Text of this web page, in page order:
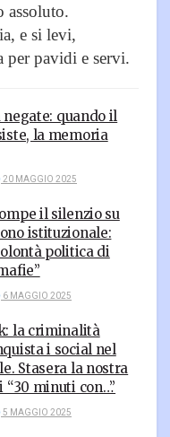
assoluto.
e si levi,
per pavidi e servi.
quando il
la memoria
20 MAGGIO 2025
il silenzio su
istituzionale:
politica di
6 MAGGIO 2025
la criminalità
i social nel
Stasera la nostra
“30 minuti con…”
5 MAGGIO 2025